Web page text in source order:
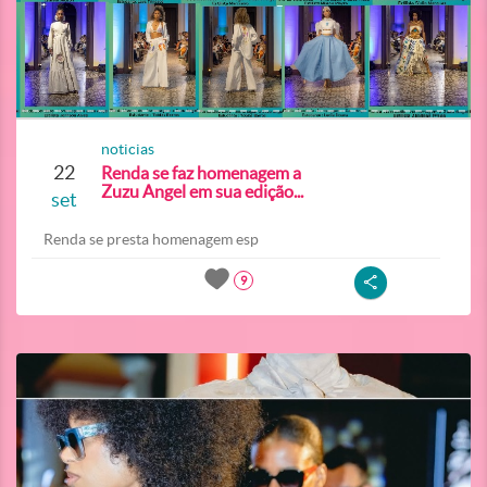
22
set
noticias
Renda se faz homenagem a
Zuzu Angel em sua edição...
Renda se presta homenagem esp
9